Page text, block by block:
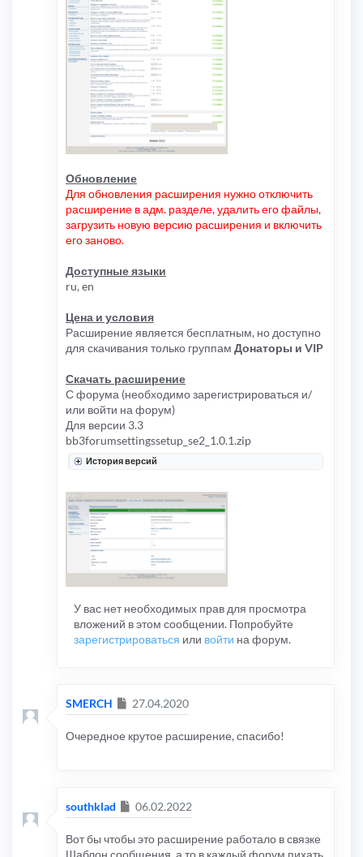
Обновление
Для обновления расширения нужно отключить
расширение в адм. разделе, удалить его файлы,
загрузить новую версию расширения и включить
его заново.
Доступные языки
ru, en
Цена и условия
Расширение является бесплатным, но доступно
для скачивания только группам Донаторы и VIP
Скачать расширение
С форума (необходимо зарегистрироваться и/
или войти на форум)
Для версии 3.3
bb3forumsettingssetup_se2_1.0.1.zip
История версий
У вас нет необходимых прав для просмотра
вложений в этом сообщении. Попробуйте
зарегистрироваться или войти на форум.
SMERCH Сообщение
27.04.2020
Очередное крутое расширение, спасибо!
southklad Сообщение
06.02.2022
Вот бы чтобы это расширение работало в связке